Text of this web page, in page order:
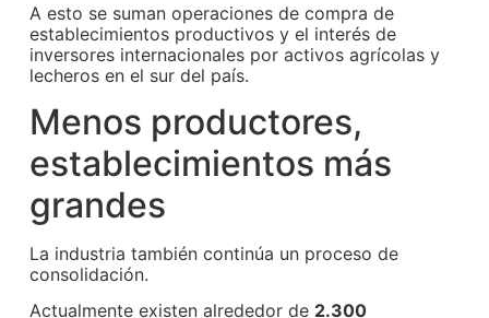
A esto se suman operaciones de compra de
establecimientos productivos y el interés de
inversores internacionales por activos agrícolas y
lecheros en el sur del país.
Menos productores,
establecimientos más
grandes
La industria también continúa un proceso de
consolidación.
Actualmente existen alrededor de 2.300